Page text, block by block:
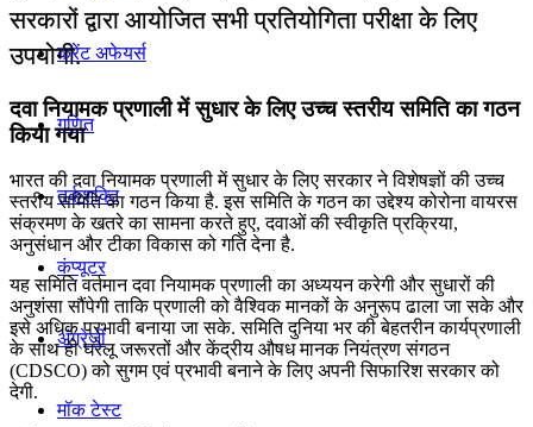
करेंट अफेयर्स
गणित
तर्कशक्ति
कंप्यूटर
अंग्रेजी
मॉक टेस्ट
सरकारों द्वारा आयोजित सभी प्रतियोगिता परीक्षा के लिए
उपयोगी.
दवा नियामक प्रणाली में सुधार के लिए उच्च स्तरीय समिति का गठन
किया गया
भारत की दवा नियामक प्रणाली में सुधार के लिए सरकार ने विशेषज्ञों की उच्च
स्तरीय समिति का गठन किया है. इस समिति के गठन का उद्देश्य कोरोना वायरस
संक्रमण के खतरे का सामना करते हुए, दवाओं की स्वीकृति प्रक्रिया,
अनुसंधान और टीका विकास को गति देना है.
यह समिति वर्तमान दवा नियामक प्रणाली का अध्ययन करेगी और सुधारों की
अनुशंसा सौंपेगी ताकि प्रणाली को वैश्विक मानकों के अनुरूप ढाला जा सके और
इसे अधिक प्रभावी बनाया जा सके. समिति दुनिया भर की बेहतरीन कार्यप्रणाली
के साथ ही घरेलू जरूरतों और केंद्रीय औषध मानक नियंत्रण संगठन
(CDSCO) को सुगम एवं प्रभावी बनाने के लिए अपनी सिफारिश सरकार को
देगी.